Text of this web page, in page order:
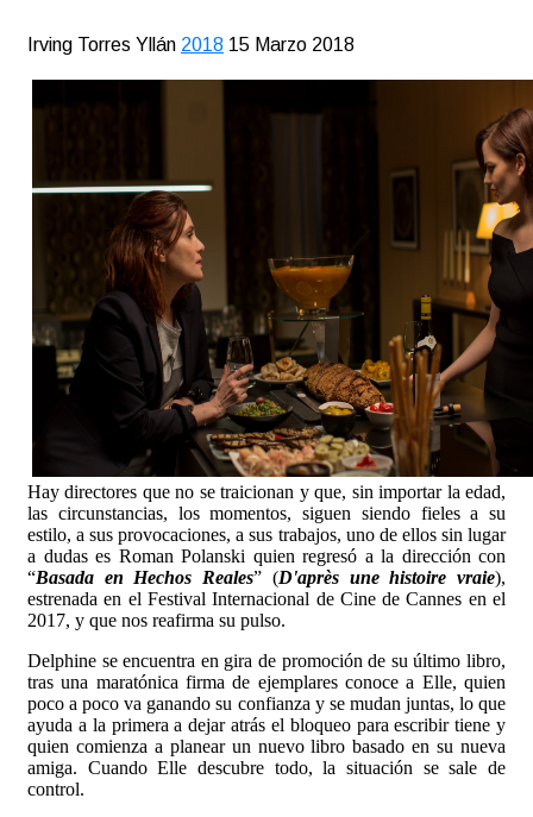
Irving Torres Yllán 2018 15 Marzo 2018
Hay directores que no se traicionan y que, sin importar la edad,
las circunstancias, los momentos, siguen siendo fieles a su
estilo, a sus provocaciones, a sus trabajos, uno de ellos sin lugar
a dudas es Roman Polanski quien regresó a la dirección con
“Basada en Hechos Reales” (D'après une histoire vraie),
estrenada en el Festival Internacional de Cine de Cannes en el
2017, y que nos reafirma su pulso.
Delphine se encuentra en gira de promoción de su último libro,
tras una maratónica firma de ejemplares conoce a Elle, quien
poco a poco va ganando su confianza y se mudan juntas, lo que
ayuda a la primera a dejar atrás el bloqueo para escribir tiene y
quien comienza a planear un nuevo libro basado en su nueva
amiga. Cuando Elle descubre todo, la situación se sale de
control.